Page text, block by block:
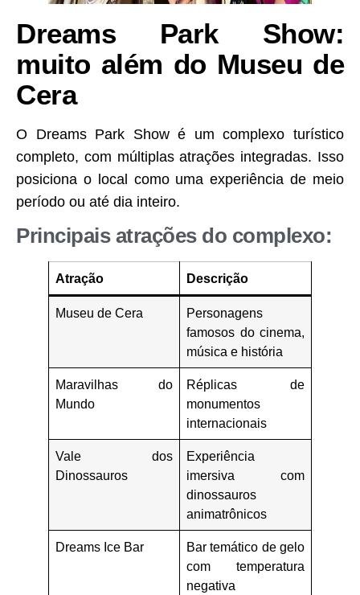
Dreams Park Show:
muito além do Museu de
Cera
O Dreams Park Show é um complexo turístico
completo, com múltiplas atrações integradas. Isso
posiciona o local como uma experiência de meio
período ou até dia inteiro.
Principais atrações do complexo:
Atração Descrição
Museu de Cera
Personagens
famosos do cinema,
música e história
Maravilhas do
Mundo
Réplicas de
monumentos
internacionais
Vale dos
Dinossauros
Experiência
imersiva com
dinossauros
animatrônicos
Dreams Ice Bar
Bar temático de gelo
com temperatura
negativa